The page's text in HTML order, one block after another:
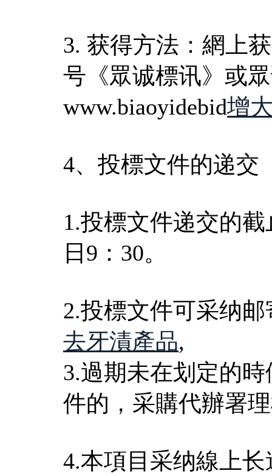
3. 获得方法：網上
号《眾诚標讯》或
www.biaoyidebid增
4、投標文件的递交
1.投標文件递交的
日9：30。
2.投標文件可采纳
去牙漬產品,
3.過期未在划定的
件的，采購代辦署
4.本項目采纳線上